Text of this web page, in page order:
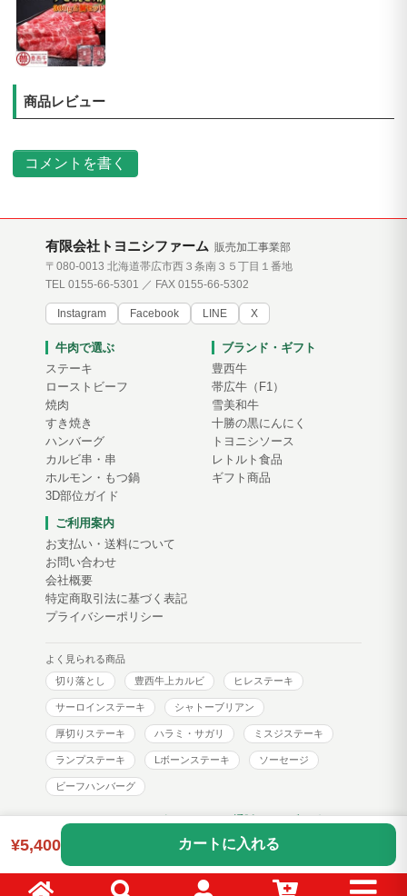
商品レビュー
コメントを書く
有限会社トヨニシファーム 販売加工事業部
〒080-0013 北海道帯広市西３条南３５丁目１番地
TEL 0155-66-5301 ／ FAX 0155-66-5302
Instagram Facebook LINE X
牛肉で選ぶ
ステーキ
ローストビーフ
焼肉
すき焼き
ハンバーグ
カルビ串・串
ホルモン・もつ鍋
3D部位ガイド
ブランド・ギフト
豊西牛
帯広牛（F1）
雪美和牛
十勝の黒にんにく
トヨニシソース
レトルト食品
ギフト商品
ご利用案内
お支払い・送料について
お問い合わせ
会社概要
特定商取引法に基づく表記
プライバシーポリシー
よく見られる商品
切り落とし
豊西牛上カルビ ヒレステーキ
サーロインステーキ シャトーブリアン
厚切りステーキ ハラミ・サガリ ミスジステーキ
ランプステーキ Lボーンステーキ ソーセージ
ビーフハンバーグ
トヨニシファーム コーポレートサイト通販サイトブログ
Copyright © toyonishi farm. All Rights Reserved.
¥5,400 カートに入れる